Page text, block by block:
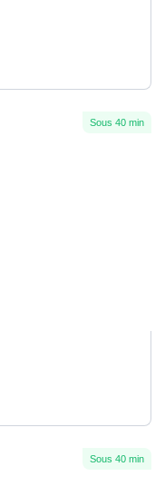
Sous 40 min
Sous 40 min